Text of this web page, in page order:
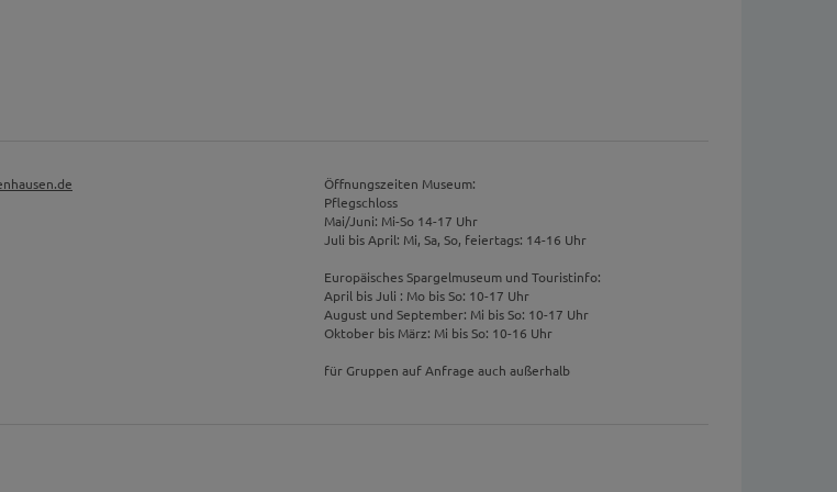
Öffnungszeiten Museum:
Pflegschloss
Mai/Juni: Mi-So 14-17 Uhr
Juli bis April: Mi, Sa, So, feiertags: 14-16 Uhr
Europäisches Spargelmuseum und Touristinfo:
April bis Juli : Mo bis So: 10-17 Uhr
August und September: Mi bis So: 10-17 Uhr
Oktober bis März: Mi bis So: 10-16 Uhr
für Gruppen auf Anfrage auch außerhalb